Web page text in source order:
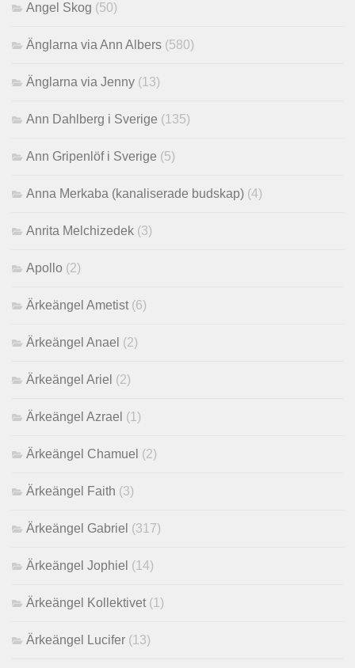
Angel Skog (50)
Änglarna via Ann Albers (580)
Änglarna via Jenny (13)
Ann Dahlberg i Sverige (135)
Ann Gripenlöf i Sverige (5)
Anna Merkaba (kanaliserade budskap) (4)
Anrita Melchizedek (3)
Apollo (2)
Ärkeängel Ametist (6)
Ärkeängel Anael (2)
Ärkeängel Ariel (2)
Ärkeängel Azrael (1)
Ärkeängel Chamuel (2)
Ärkeängel Faith (3)
Ärkeängel Gabriel (317)
Ärkeängel Jophiel (14)
Ärkeängel Kollektivet (1)
Ärkeängel Lucifer (13)